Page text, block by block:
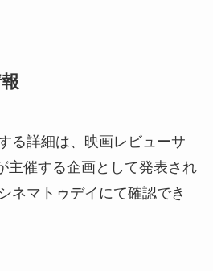
る詳細は、映画レビューサ
主催する企画として発表され
ネマトゥデイにて確認でき